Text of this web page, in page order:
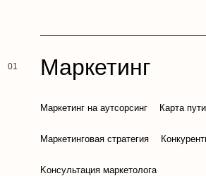
Маркетинг
Маркетинг на аутсорсинг Карта
Маркетинговая стратегия
Kонсультация маркетолога